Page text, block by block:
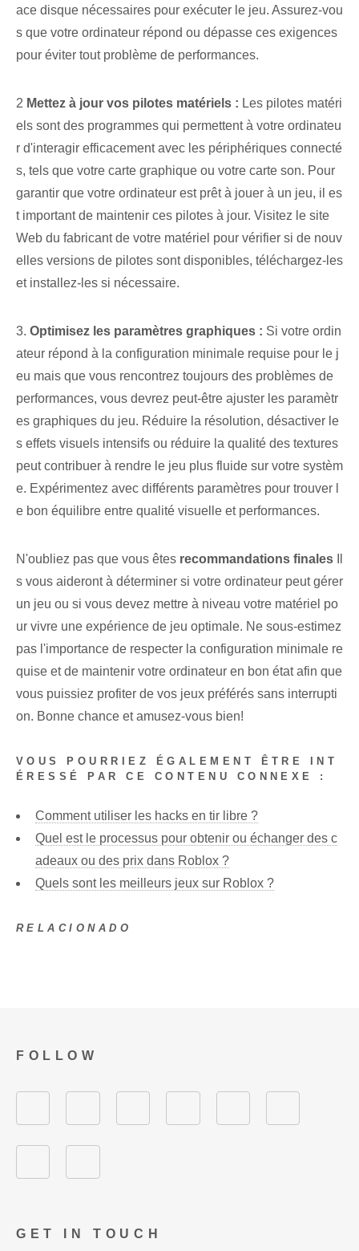
ace disque nécessaires pour exécuter le jeu. Assurez-vou
s que votre ordinateur répond ou dépasse ces exigences
pour éviter tout problème de performances.
2 Mettez à jour vos pilotes matériels : Les pilotes matéri
els sont des programmes qui permettent à votre ordinateu
r d'interagir efficacement avec les périphériques connecté
s, tels que votre carte graphique ou votre carte son. Pour
garantir que votre ordinateur est prêt à jouer à un jeu, il es
t important de maintenir ces pilotes à jour. Visitez le site
Web du fabricant de votre matériel pour vérifier si de nouv
elles versions de pilotes sont disponibles, téléchargez-les
et installez-les si nécessaire.
3.⁤ Optimisez les paramètres graphiques : Si votre ordin
ateur répond à la configuration minimale requise pour le j
eu mais que vous rencontrez toujours des problèmes de
performances, vous devrez peut-être ajuster les paramètr
es graphiques du jeu. Réduire la résolution, désactiver le
s effets visuels intensifs ou réduire la qualité des textures
peut contribuer à rendre le jeu plus fluide sur votre systèm
e. Expérimentez avec différents paramètres pour trouver l
e bon équilibre entre qualité visuelle et performances.
N'oubliez pas que vous êtes recommandations finales
s vous aideront à déterminer si votre ordinateur peut gérer
un jeu ou si vous devez mettre à niveau votre matériel po
ur vivre une expérience de jeu optimale. Ne sous-estimez
pas l'importance de respecter la configuration minimale re
quise et de maintenir votre ordinateur en bon état afin que
vous puissiez profiter de vos jeux préférés sans interrupti
on. Bonne chance et amusez-vous bien!
VOUS POURRIEZ ÉGALEMENT ÊTRE INT
ÉRESSÉ PAR CE CONTENU CONNEXE :
Comment utiliser les hacks en tir libre ?
Quel est le processus pour obtenir ou échanger des c
adeaux ou des prix dans Roblox ?
Quels sont les meilleurs jeux sur Roblox ?
RELACIONADO
GET IN TOUCH
FOLLOW